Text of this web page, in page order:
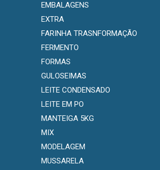
EMBALAGENS
EXTRA
FARINHA TRASNFORMAÇÃO
FERMENTO
FORMAS
GULOSEIMAS
LEITE CONDENSADO
LEITE EM PO
MANTEIGA 5KG
MIX
MODELAGEM
MUSSARELA